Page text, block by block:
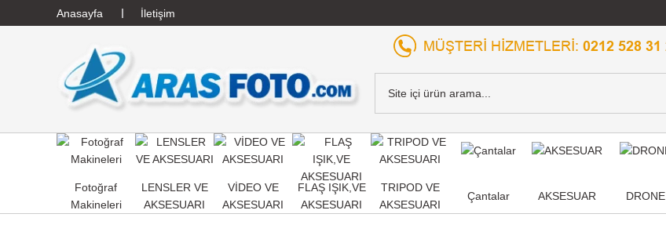
Anasayfa İletişim
Fotoğraf
Makineleri
LENSLER VE
AKSESUARI
VİDEO VE
AKSESUARI
FLAŞ IŞIK,VE
AKSESUARI
TRIPOD VE
AKSESUARI
Çantalar AKSESUAR DRONE